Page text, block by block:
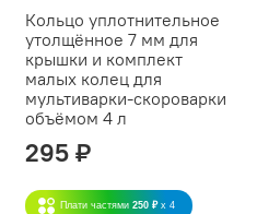
Кольцо уплотнительное
утолщённое 7 мм для
крышки и комплект
малых колец для
мультиварки-скороварки
объёмом 4 л
295 ₽
Плати частями 250 ₽ x 4